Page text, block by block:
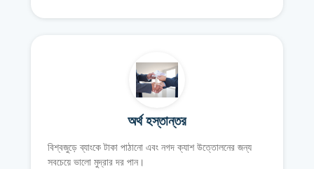
অর্থ হস্তান্তর
বিশ্বজুড়ে ব্যাংকে টাকা পাঠানো এবং নগদ ক্যাশ উত্তোলনের জন্য
সবচেয়ে ভালো মুদ্রার দর পান।